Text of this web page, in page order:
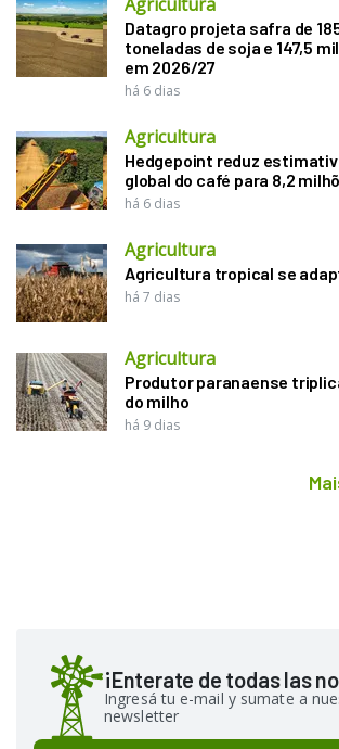
Datagro projeta safra de
toneladas de soja e 147,5
em 2026/27
há 6 dias
Agricultura
Hedgepoint reduz
global do café para 8,2
há 6 dias
Agricultura
Agricultura tropical se
há 7 dias
Agricultura
Produtor paranaense
do milho
há 9 dias
¡Enterate de todas las
Ingresá tu e-mail y sumate a
newsletter